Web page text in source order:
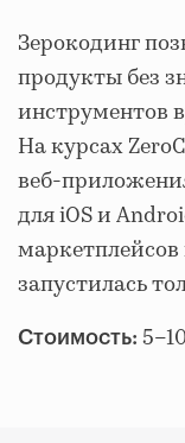
Зерокодинг
продукты без
инструментов
На курсах
веб-
для iOS и
запустилась
Стоимость: